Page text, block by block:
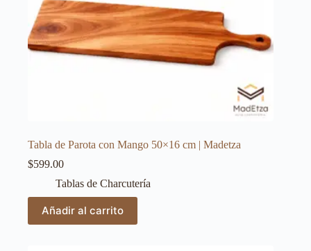
Tabla de Parota con Mango 50×16 cm | Madetza
$599.00
Tablas de Charcutería
Añadir al carrito